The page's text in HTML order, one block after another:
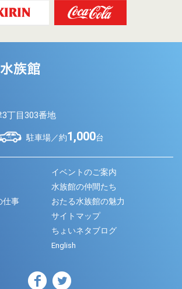
丁目303番地
駐車場／約1,000台
イベントのご案内
水族館の仲間たち
仕事
おたる水族館の魅力
サイトマップ
ちょいネタブログ
English